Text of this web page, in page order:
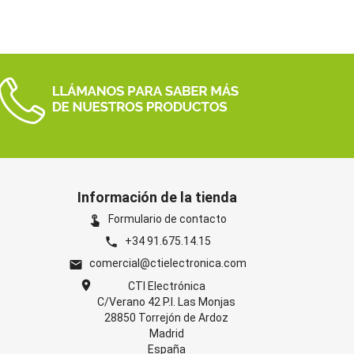
Información de la tienda
touch_app Formulario de contacto
phone +34 91.675.14.15
email comercial@ctielectronica.com
location_on
CTI Electrónica
C/Verano 42 P.I. Las Monjas
28850 Torrejón de Ardoz
Madrid
España